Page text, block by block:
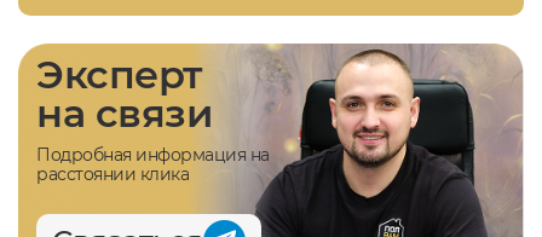
Эксперт
на связи
Подробная информация на
расстоянии клика